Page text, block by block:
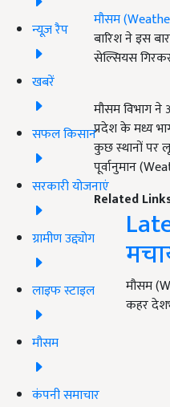
न्यूज़ रैप
खबरें
सफल किसान
सरकारी योजनाएं
ग्रामीण उद्द्योग
लाइफ स्टाइल
मौसम
कंपनी समाचार
मौसम
बारिश ने इस
सेल्सियस गिरकर
मौसम विभाग ने
प्रदेश के मध्य
कुछ स्थानों पर
पूर्वानुमान
Related
मौसम
कहर